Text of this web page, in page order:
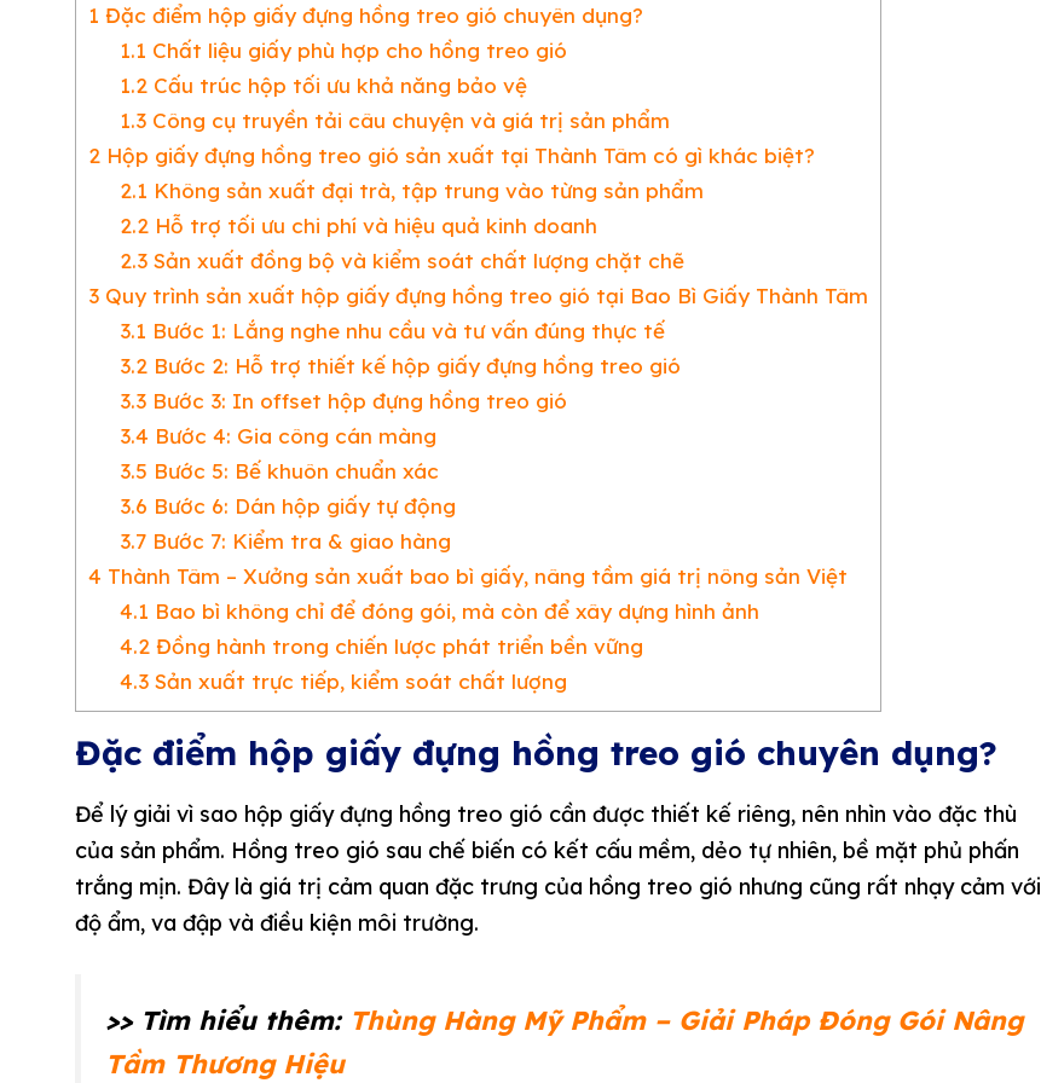
1 Đặc điểm hộp giấy đựng hồng treo gió chuyên dụng?
1.1 Chất liệu giấy phù hợp cho hồng treo gió
1.2Cấu trúc hộp tối ưu khả năng bảo vệ
1.3Công cụ truyền tải câu chuyện và giá trị sản phẩm
2 Hộp giấy đựng hồng treo gió sản xuất tại Thành Tâm có gì khác biệt?
2.1 Không sản xuất đại trà, tập trung vào từng sản phẩm
2.2Hỗ trợ tối ưu chi phí và hiệu quả kinh doanh
2.3Sản xuất đồng bộ và kiểm soát chất lượng chặt chẽ
3 Quy trình sản xuất hộp giấy đựng hồng treo gió tại Bao Bì Giấy Thành Tâm
3.1 Bước 1: Lắng nghe nhu cầu và tư vấn đúng thực tế
3.2Bước 2: Hỗ trợ thiết kế hộp giấy đựng hồng treo gió
3.3Bước 3: In offset hộp đựng hồng treo gió
3.4 Bước 4: Gia công cán màng
3.5 Bước 5: Bế khuôn chuẩn xác
3.6 Bước 6: Dán hộp giấy tự động
3.7Bước 7: Kiểm tra & giao hàng
4 Thành Tâm – Xưởng sản xuất bao bì giấy, nâng tầm giá trị nông sản Việt
4.1 Bao bì không chỉ để đóng gói, mà còn để xây dựng hình ảnh
4.2Đồng hành trong chiến lược phát triển bền vững
4.3Sản xuất trực tiếp, kiểm soát chất lượng
Đặc điểm hộp giấy đựng hồng treo gió chuyên dụng?
Để lý giải vì sao hộp giấy đựng hồng treo gió cần được thiết kế riêng, nên nhìn vào đặc thù
của sản phẩm. Hồng treo gió sau chế biến có kết cấu mềm, dẻo tự nhiên, bề mặt phủ phấn
trắng mịn. Đây là giá trị cảm quan đặc trưng của hồng treo gió nhưng cũng rất nhạy cảm với
độ ẩm, va đập và điều kiện môi trường.
>> Tìm hiểu thêm: Thùng Hàng Mỹ Phẩm – Giải Pháp Đóng Gói Nâng
Tầm Thương Hiệu